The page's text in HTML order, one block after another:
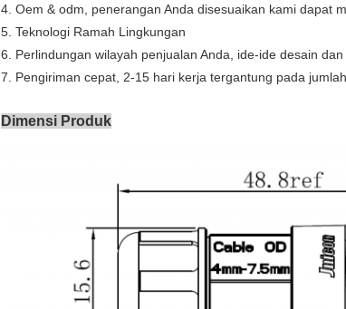
4. Oem & odm, penerangan Anda disesuaikan kami dapat
5. Teknologi Ramah Lingkungan
6. Perlindungan wilayah penjualan Anda, ide-ide desain
7. Pengiriman cepat, 2-15 hari kerja tergantung pada
Dimensi Produk